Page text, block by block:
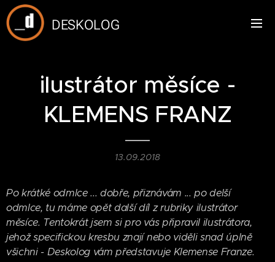
DESKOLOG
ilustrátor měsíce -
KLEMENS FRANZ
13.09.2018
Po krátké odmlce ... dobře, přiznávám ... po delší
odmlce, tu máme opět další díl z rubriky ilustrátor
měsíce. Tentokrát jsem si pro vás připravil ilustrátora,
jehož specifickou kresbu znají nebo viděli snad úplně
všichni - Deskolog vám představuje Klemense Franze.